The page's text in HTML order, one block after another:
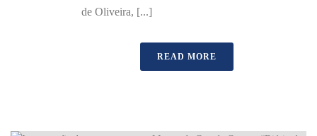
de Oliveira, [...]
READ MORE